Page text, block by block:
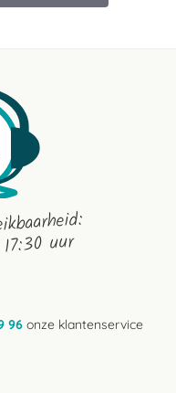
uur
96 onze klantenservice